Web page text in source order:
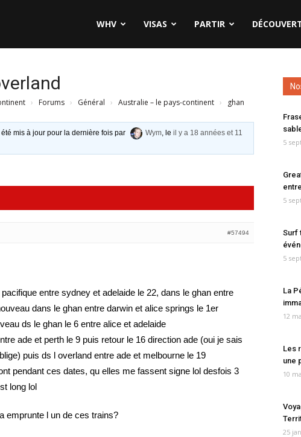
WHV VISAS PARTIR
› Forums › Général › Australie – le pays-continent ›
ghan
mis à jour pour la dernière fois par Wym, leil y a 18 années et 11
#57494
entre sydney et adelaide le 22, dans le ghan entre
dans le ghan entre darwin et alice springs le 1er
ds le ghan le 6 entre alice et adelaide
ade et perth le 9 puis retour le 16 direction ade (oui je sais
puis ds l overland entre ade et melbourne le 19
pendant ces dates, qu elles me fassent signe lol desfois 3
long lol
emprunte l un de ces trains?
5
5
Surf
5
La
12
Les
une
10
25